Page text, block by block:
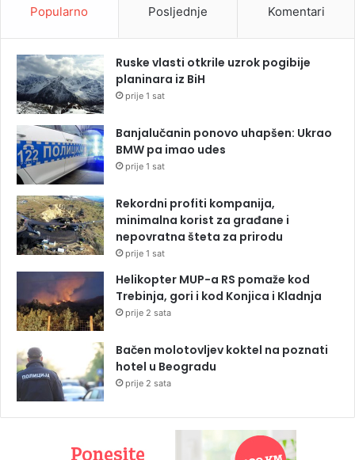
Popularno Posljednje Komentari
Ruske vlasti otkrile uzrok pogibije
planinara iz BiH
prije 1 sat
Banjalučanin ponovo uhapšen: Ukrao
BMW pa imao udes
prije 1 sat
Rekordni profiti kompanija,
minimalna korist za građane i
nepovratna šteta za prirodu
prije 1 sat
Helikopter MUP-a RS pomaže kod
Trebinja, gori i kod Konjica i Kladnja
prije 2 sata
Bačen molotovljev koktel na poznati
hotel u Beogradu
prije 2 sata